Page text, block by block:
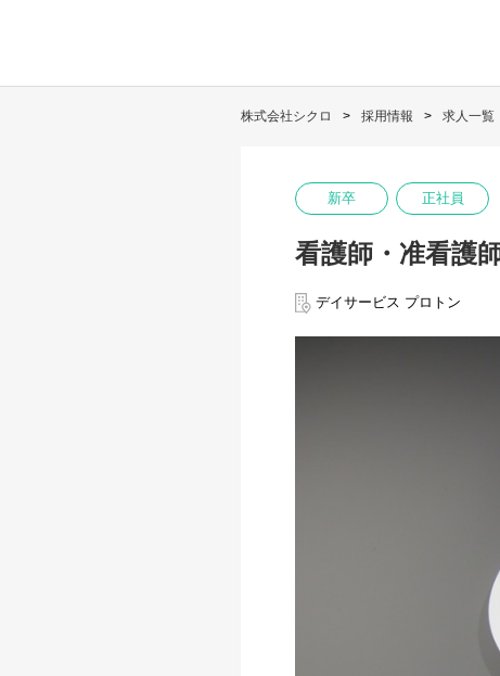
株式会社シクロ 採用情報 求人一覧
新卒 正社員
看護師・准看護
デイサービス プロトン